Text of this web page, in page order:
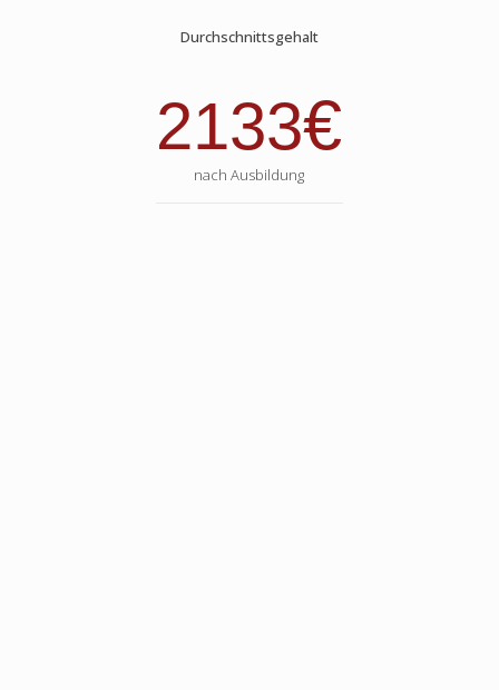
Durchschnittsgehalt
2133€
nach Ausbildung